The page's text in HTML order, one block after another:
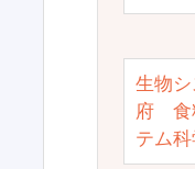
生物
府 食
テム